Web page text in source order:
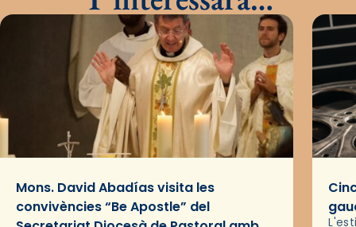
Mons. David Abadías visita les
convivències “Be Apostle” del